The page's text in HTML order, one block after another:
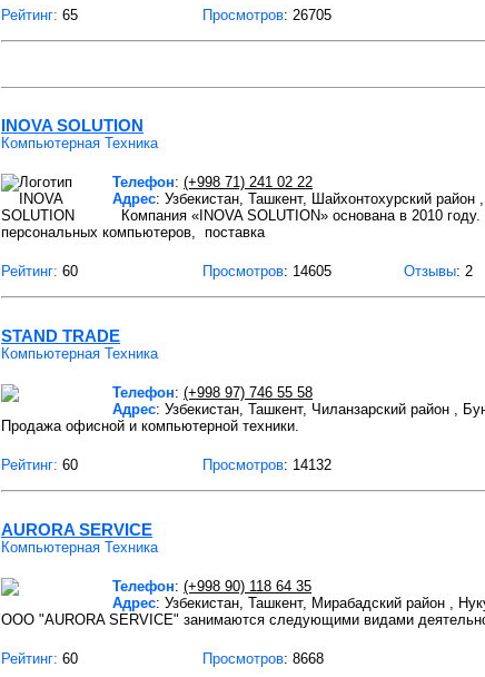
Рейтинг: 65 Просмотров: 26705
INOVA SOLUTION
Компьютерная Техника
Телефон: (+998 71) 241 02 22
Адрес: Узбекистан, Ташкент, Шайхонтохурский
Компания «INOVA SOLUTION» основана в 2010
персональных компьютеров, поставка
Рейтинг: 60 Просмотров: 14605 Отзывы: 2
STAND TRADE
Компьютерная Техника
Телефон: (+998 97) 746 55 58
Адрес: Узбекистан, Ташкент, Чиланзарский район ,
Продажа офисной и компьютерной техники.
Рейтинг: 60 Просмотров: 14132
AURORA SERVICE
Компьютерная Техника
Телефон: (+998 90) 118 64 35
Адрес: Узбекистан, Ташкент, Мирабадский район ,
OOO "AURORA SERVICE" занимаются следующими видами
Рейтинг: 60 Просмотров: 8668